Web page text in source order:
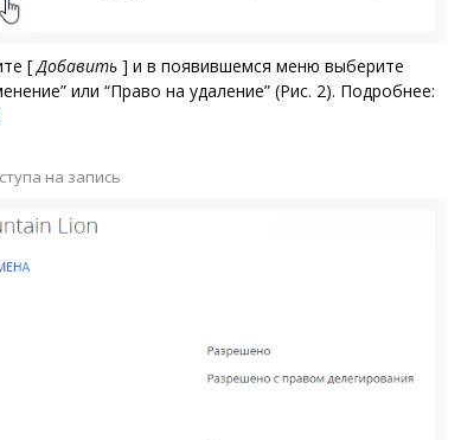
[ Добавить ] и в появившемся меню выберите
или “Право на удаление” (Рис. 2). Подробнее:
на запись